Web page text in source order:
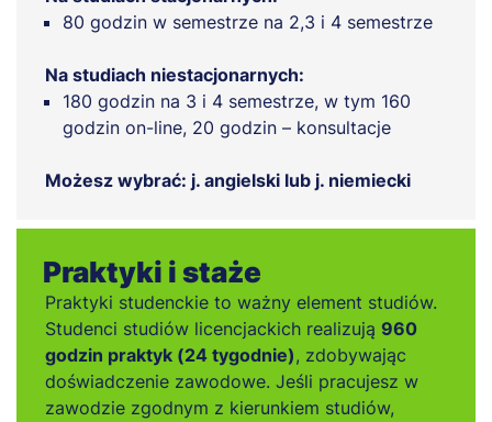
80 godzin w semestrze na 2,3 i 4 semestrze
Na studiach niestacjonarnych:
180 godzin na 3 i 4 semestrze, w tym 160
godzin on-line, 20 godzin – konsultacje
Możesz wybrać: j. angielski lub j. niemiecki
Praktyki i staże
Praktyki studenckie to ważny element studiów.
Studenci studiów licencjackich realizują 960
godzin praktyk (24 tygodnie), zdobywając
doświadczenie zawodowe. Jeśli pracujesz w
zawodzie zgodnym z kierunkiem studiów,